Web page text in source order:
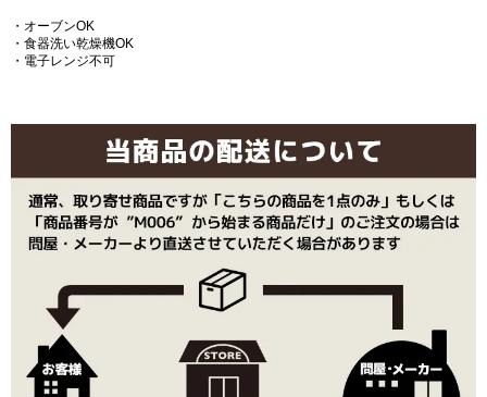
・オーブンOK
・食器洗い乾燥機OK
・電子レンジ不可